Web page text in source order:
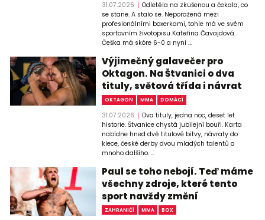
31.07.2026
Odletěla na zkušenou a čekala, co
se stane. A stalo se. Neporažená mezi
profesionálními boxerkami, tohle má ve svém
sportovním životopisu Kateřina Čavajdová.
Češka má skóre 6-0 a nyní ...
Výjimečný galavečer pro
Oktagon. Na Štvanici o dva
tituly, světová třída i návrat
OKTAGON MMA DOMÁCÍ
31.07.2026
Dva tituly, jedna noc, deset let
historie. Štvanice chystá jubilejní bouři. Karta
nabídne hned dvě titulové bitvy, návraty do
klece, české derby dvou mladých talentů a
mnoho dalšího. ...
Paul se toho nebojí. Teď máme
všechny zdroje, které tento
sport navždy změní
ZAHRANIČÍ MMA BOX